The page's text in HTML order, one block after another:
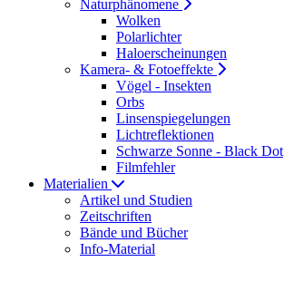
Naturphänomene
Wolken
Polarlichter
Haloerscheinungen
Kamera- & Fotoeffekte
Vögel - Insekten
Orbs
Linsenspiegelungen
Lichtreflektionen
Schwarze Sonne - Black Dot
Filmfehler
Materialien
Artikel und Studien
Zeitschriften
Bände und Bücher
Info-Material